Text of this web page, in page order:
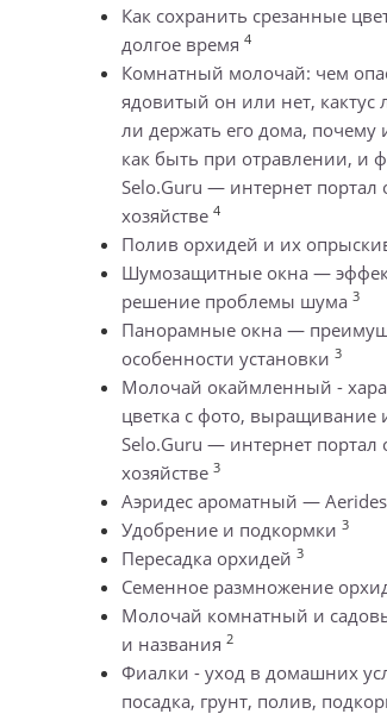
Как сохранить срезанные
долгое время 4
Комнатный молочай: чем
ядовитый он или нет, кактус
ли держать его дома, почему
как быть при отравлении, и
Selo.Guru — интернет портал
хозяйстве 4
Полив орхидей и их
Шумозащитные окна —
решение проблемы шума 3
Панорамные окна —
особенности установки 3
Молочай окаймленный -
цветка с фото, выращивание
Selo.Guru — интернет портал
хозяйстве 3
Аэридес ароматный —
Удобрение и подкормки 3
Пересадка орхидей 3
Семенное размножение
Молочай комнатный и
и названия 2
Фиалки - уход в домашних
посадка, грунт, полив,